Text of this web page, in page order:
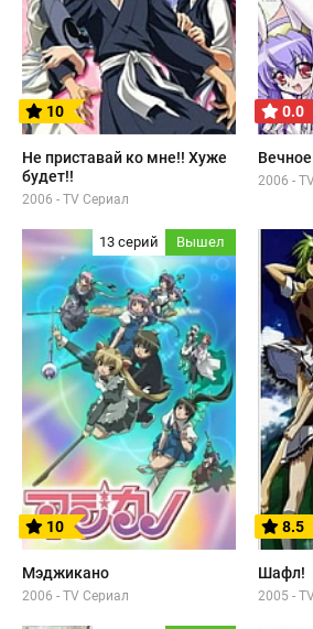
10
Не приставай ко мне!! Хуже
будет!!
2006 - TV Сериал
0.0
2006 -
13 серий Вышел
10
Мэджикано
2006 - TV Сериал
8.5
Шафл!
2005 -